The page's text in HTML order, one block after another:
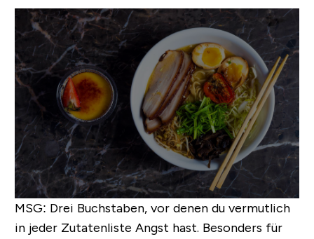
MSG: Drei Buchstaben, vor denen du vermutlich
in jeder Zutatenliste Angst hast. Besonders für